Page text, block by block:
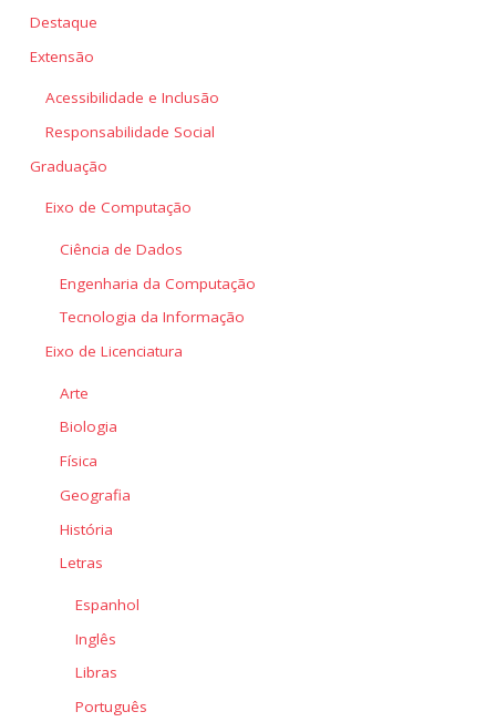
Destaque
Extensão
Acessibilidade e Inclusão
Responsabilidade Social
Graduação
Eixo de Computação
Ciência de Dados
Engenharia da Computação
Tecnologia da Informação
Eixo de Licenciatura
Arte
Biologia
Física
Geografia
História
Letras
Espanhol
Inglês
Libras
Português